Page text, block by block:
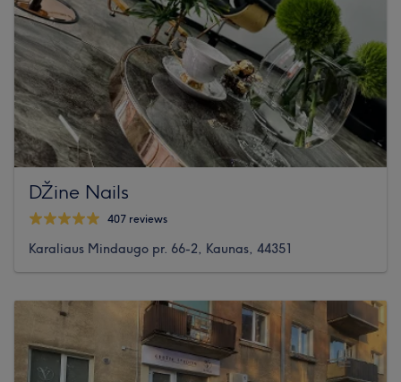
DŽine Nails
407 reviews
Karaliaus Mindaugo pr. 66-2, Kaunas, 44351